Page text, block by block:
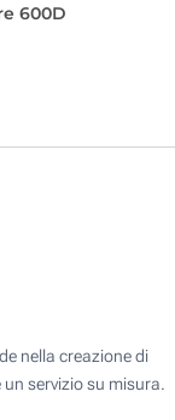
600D
nella creazione di
servizio su misura.